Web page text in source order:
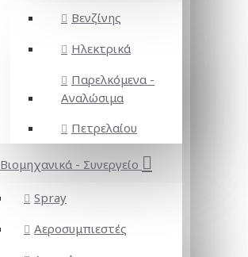
Βενζίνης
Ηλεκτρικά
Παρελκόμενα -
Αναλώσιμα
Πετρελαίου
Βιομηχανικά - Συνεργείο
Spray
Αεροσυμπιεστές